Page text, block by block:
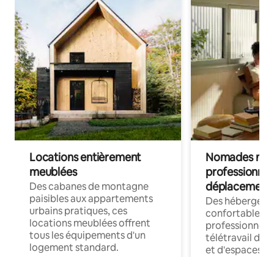
Locations entièrement
meublées
Des cabanes de montagne
paisibles aux appartements
urbains pratiques, ces
locations meublées offrent
tous les équipements d'un
logement standard.
Nomades
déplacement
Des
confortables
professionnels
télétravail
et d'espaces